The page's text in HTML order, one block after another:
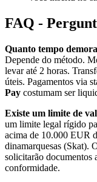
FAQ -
Quanto tempo
Depende do método.
levar até 2 horas.
úteis. Pagamentos via
Pay costumam ser
Existe um limite de
um limite legal rígido
acima de 10.000 EUR
dinamarquesas (Skat).
solicitarão documentos
conformidade.